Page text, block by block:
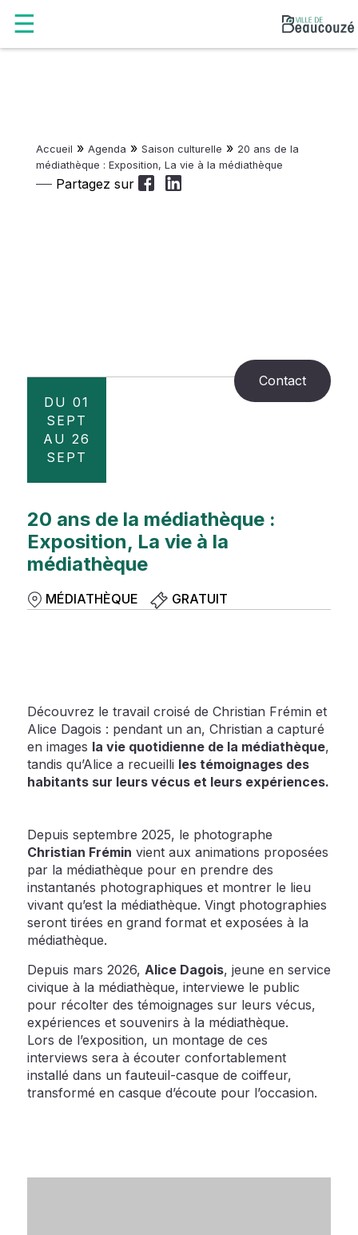
Accueil » Agenda » Saison culturelle » 20 ans de la
médiathèque : Exposition, La vie à la médiathèque
Partagez sur
Contact
DU 01
SEPT
AU 26
SEPT
20 ans de la médiathèque :
Exposition, La vie à la
médiathèque
MÉDIATHÈQUE GRATUIT
Découvrez le travail croisé de Christian Frémin et
Alice Dagois : pendant un an, Christian a capturé
en images la vie quotidienne de la médiathèque,
tandis qu’Alice a recueilli les témoignages des
habitants sur leurs vécus et leurs expériences.
Depuis septembre 2025, le photographe
Christian Frémin vient aux animations proposées
par la médiathèque pour en prendre des
instantanés photographiques et montrer le lieu
vivant qu’est la médiathèque. Vingt photographies
seront tirées en grand format et exposées à la
médiathèque.
Depuis mars 2026, Alice Dagois, jeune en service
civique à la médiathèque, interviewe le public
pour récolter des témoignages sur leurs vécus,
expériences et souvenirs à la médiathèque.
Lors de l’exposition, un montage de ces
interviews sera à écouter confortablement
installé dans un fauteuil-casque de coiffeur,
transformé en casque d’écoute pour l’occasion.